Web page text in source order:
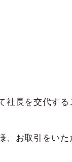
社長を交代する
、お取引をい